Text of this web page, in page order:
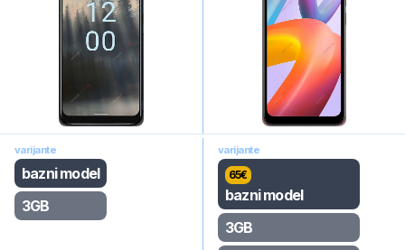
varijante
bazni model
3GB
varijante
65€
bazni model
3GB